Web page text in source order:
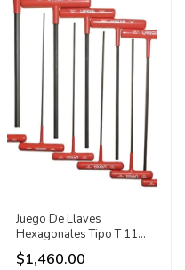
Juego De Llaves
Hexagonales Tipo T 11
Piezas Urrea Rojo
$1,460.00